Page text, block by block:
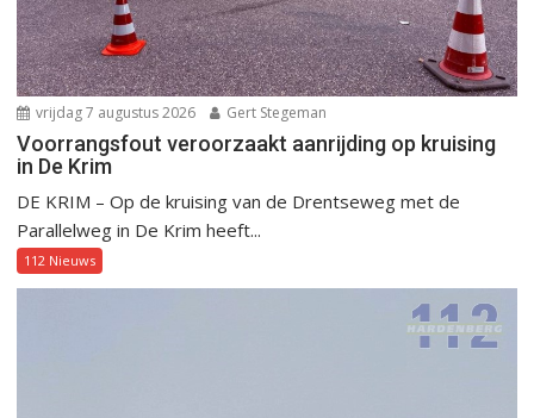
vrijdag 7 augustus 2026 Gert Stegeman
Voorrangsfout veroorzaakt aanrijding op kruising
in De Krim
DE KRIM – Op de kruising van de Drentseweg met de
Parallelweg in De Krim heeft...
112 Nieuws